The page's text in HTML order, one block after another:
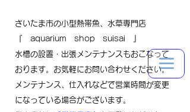
さいたま市の小型熱帯魚、水草専門店
『 aquarium shop suisai 』
水槽の設置・出張メンテナンスもおこなって
おります。お気軽にお問い合わせください。
メンテナンス、仕入れなどで営業時間が変更
になっている場合がございます。